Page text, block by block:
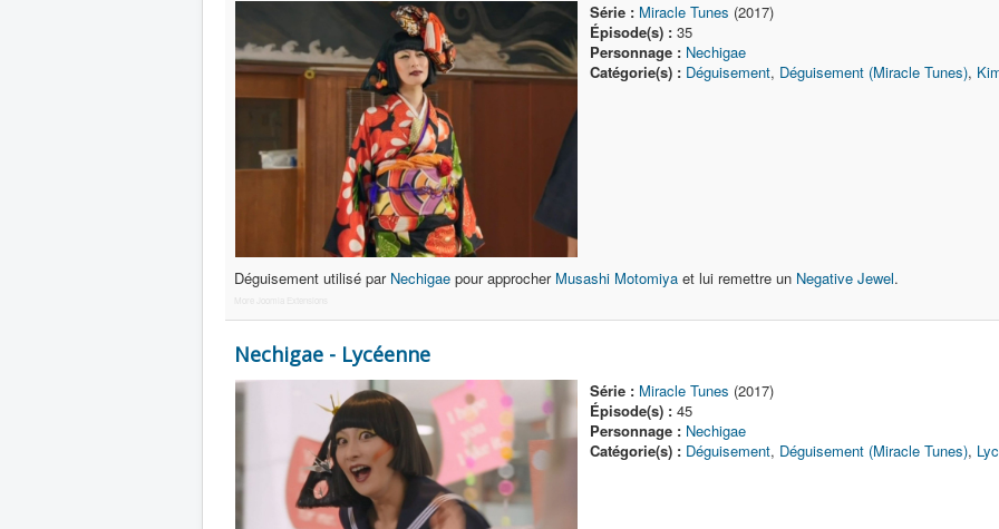
Série : Miracle Tunes (2017)
Épisode(s) : 35
Personnage : Nechigae
Catégorie(s) : Déguisement, Déguisement (Miracle Tunes),
Déguisement utilisé par Nechigae pour approcher Musashi Motomiya et lui remettre un Negative Jewel.
More Joomla Extensions
Nechigae - Lycéenne
Série : Miracle Tunes (2017)
Épisode(s) : 45
Personnage : Nechigae
Catégorie(s) : Déguisement, Déguisement (Miracle Tunes),